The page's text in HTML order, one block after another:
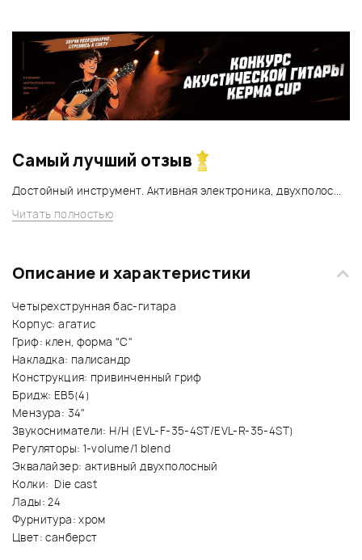
Самый лучший отзыв
Достойный инструмент. Активная электроника, двухполос...
Читать полностью
Описание и характеристики
Четырехструнная бас-гитара
Корпус: агатис
Гриф: клен, форма "С"
Накладка: палисандр
Конструкция: привинченный гриф
Бридж: EB5(4)
Мензура: 34"
Звукосниматели: H/H (EVL-F-35-4ST/EVL-R-35-4ST)
Регуляторы: 1-volume/1 blend
Эквалайзер: активный двухполосный
Колки: Die cast
Лады: 24
Фурнитура: хром
Цвет: санберст